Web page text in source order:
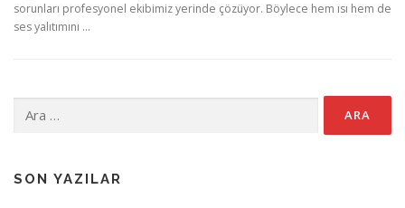
sorunları profesyonel ekibimiz yerinde çözüyor. Böylece hem ısı hem de
ses yalıtımını …
SON YAZILAR